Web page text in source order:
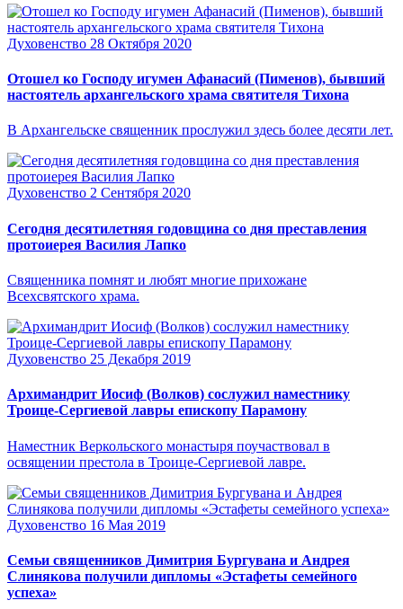
Духовенство 28 Октября 2020
Отошел ко Господу игумен Афанасий (Пименов), бывший
настоятель архангельского храма святителя Тихона
В Архангельске священник прослужил здесь более десяти лет.
Духовенство 2 Сентября 2020
Сегодня десятилетняя годовщина со дня преставления
протоиерея Василия Лапко
Священника помнят и любят многие прихожане
Всехсвятского храма.
Духовенство 25 Декабря 2019
Архимандрит Иосиф (Волков) сослужил наместнику
Троице-Сергиевой лавры епископу Парамону
Наместник Веркольского монастыря поучаствовал в
освящении престола в Троице-Сергиевой лавре.
Духовенство 16 Мая 2019
Семьи священников Димитрия Бургувана и Андрея
Слинякова получили дипломы «Эстафеты семейного
успеха»